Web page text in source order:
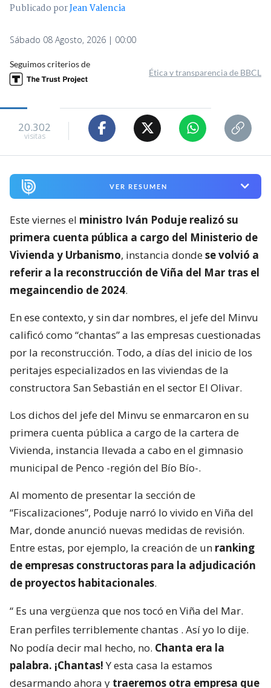
Publicado porJean Valencia
Sábado 08 Agosto, 2026 | 00:00
Seguimos criterios de
Ética y transparencia de BBCL
20.302
visitas
VER RESUMEN
Este viernes el ministro Iván Poduje realizó su
primera cuenta pública a cargo del Ministerio de
Vivienda y Urbanismo, instancia dondese volvió a
referir a la reconstrucción de Viña del Mar tras el
megaincendio de 2024.
En ese contexto, y sin dar nombres, el jefe del Minvu
calificó como “chantas” a las empresas cuestionadas
por la reconstrucción. Todo, a días del inicio de los
peritajes especializados en las viviendas de la
constructora San Sebastián en el sector El Olivar.
Los dichos del jefe del Minvu se enmarcaron en su
primera cuenta pública a cargo de la cartera de
Vivienda, instancia llevada a cabo en el gimnasio
municipal de Penco -región del Bío Bío-.
Al momento de presentar la sección de
“Fiscalizaciones”, Poduje narró lo vivido en Viña del
Mar, donde anunció nuevas medidas de revisión.
Entre estas, por ejemplo, la creación de un ranking
de empresas constructoras para la adjudicación
de proyectos habitacionales.
“ Es una vergüenza que nos tocó en Viña del Mar.
Eran perfiles terriblemente chantas . Así yo lo dije.
No podía decir mal hecho, no. Chanta era la
palabra. ¡Chantas!Y esta casa la estamos
desarmando ahora y traeremos otra empresa que